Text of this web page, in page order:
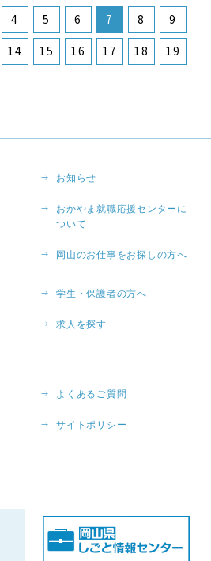
4 5 6 7 8
9
14 15 16 17 18
19
お知らせ
おかやま就職応援センターに
ついて
岡山のお仕事をお探しの方へ
学生・保護者の方へ
求人を探す
よくあるご質問
サイトポリシー